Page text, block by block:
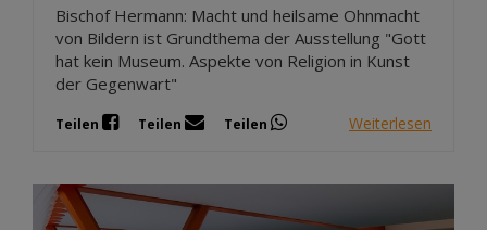
Bischof Hermann: Macht und heilsame Ohnmacht
von Bildern ist Grundthema der Ausstellung "Gott
hat kein Museum. Aspekte von Religion in Kunst
der Gegenwart"
Teilen Teilen Teilen Weiterlesen